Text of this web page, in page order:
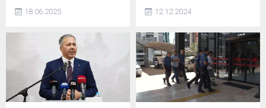
Pezeşkiyan, mevcut
halkın katılımının
korunmasının önemini
vurgulayarak, “İnancım odur
ki, ulusal birlik ve
beraberlikle her türlü krizin
üstesinden gelebiliriz” dedi.
18.06.2025
Erdoğan'a ve MHP lideri
başlıklı mektup gönderdiğini
ve kendilerinden mektubuna
yanıt aldığını açıkladı.
12.12.2024